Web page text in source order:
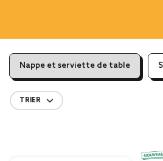
Nappe et serviette de table
TRIER